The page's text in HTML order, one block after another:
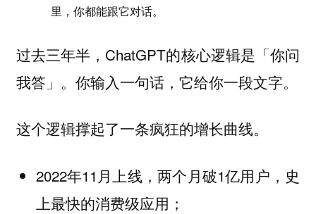
里，你都能跟它对话。
过去三年半，ChatGPT的核心逻辑是「你问
我答」。你输入一句话，它给你一段文字。
这个逻辑撑起了一条疯狂的增长曲线。
2022年11月上线，两个月破1亿用户，史
上最快的消费级应用；